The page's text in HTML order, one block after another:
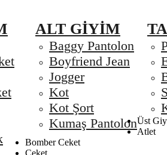
ALT GIYIM
Baggy Pantolon
Boyfriend Jean
Jogger
Kot
Kot Şort
Kumaş PantolonÜst
Atlet
Bomber Ceket